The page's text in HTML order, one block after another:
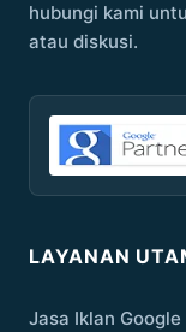
hubungi kami
atau diskusi.
LAYANAN
Jasa Iklan Google